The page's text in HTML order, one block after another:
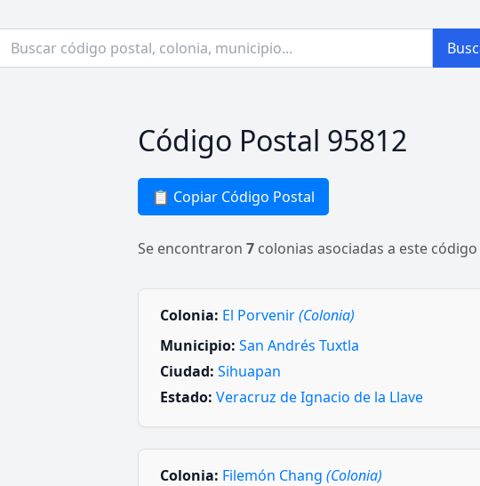
Código Postal 95812
📋 Copiar Código Postal
Se encontraron 7 colonias asociadas a este
Colonia: El Porvenir(Colonia)
Municipio: San Andrés Tuxtla
Ciudad: Sihuapan
Estado: Veracruz de Ignacio de la Llave
Colonia: Filemón Chang (Colonia)